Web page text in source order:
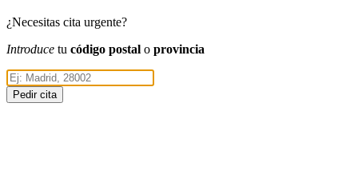
¿Necesitas cita urgente?
Introduce tu código postal o provincia
Pedir cita